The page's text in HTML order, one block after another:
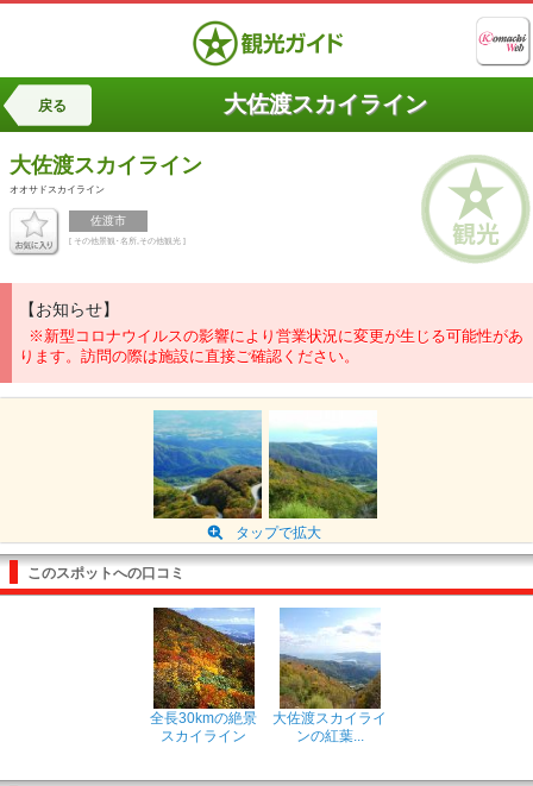
戻る 大佐渡スカイライン
大佐渡スカイライン
オオサドスカイライン
佐渡市
[ その他景観･名所,その他観光 ]
【お知らせ】
※新型コロナウイルスの影響により営業状況に変更が生じる可能性があ
ります。訪問の際は施設に直接ご確認ください。
タップで拡大
このスポットへの口コミ
全長30kmの絶景
スカイライン
大佐渡スカイライ
ンの紅葉...